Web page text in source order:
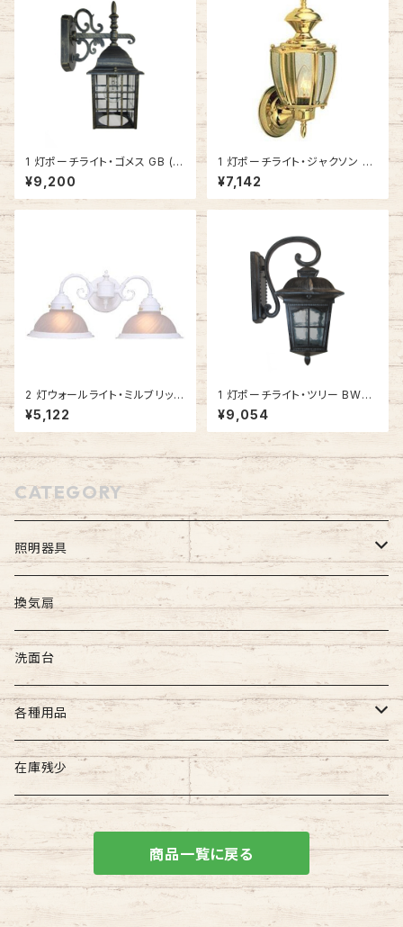
1 灯ポーチライト・ゴメス GB (ゴ
ールドブラック) #IM-0035WD
-GB
¥9,200
1 灯ポーチライト・ジャクソン S
B (ソリッドブラス・上向きショー
ト) #501486
¥7,142
2 灯ウォールライト・ミルブリッジ
WH (ホワイト) #506824
¥5,122
1 灯ポーチライト・ツリー BW
(ブラックウォルナット・下向き) #
IM-0036WD-BW
¥9,054
CATEGORY
照明器具
屋外照明
壁付け照明
吊下げ照明
門柱灯
屋内照明
壁付け照明
天井直付け照明
天井吊下げ照明
換気扇
洗面台
各種用品
照明器具用
建築用品
在庫残少
商品一覧に戻る